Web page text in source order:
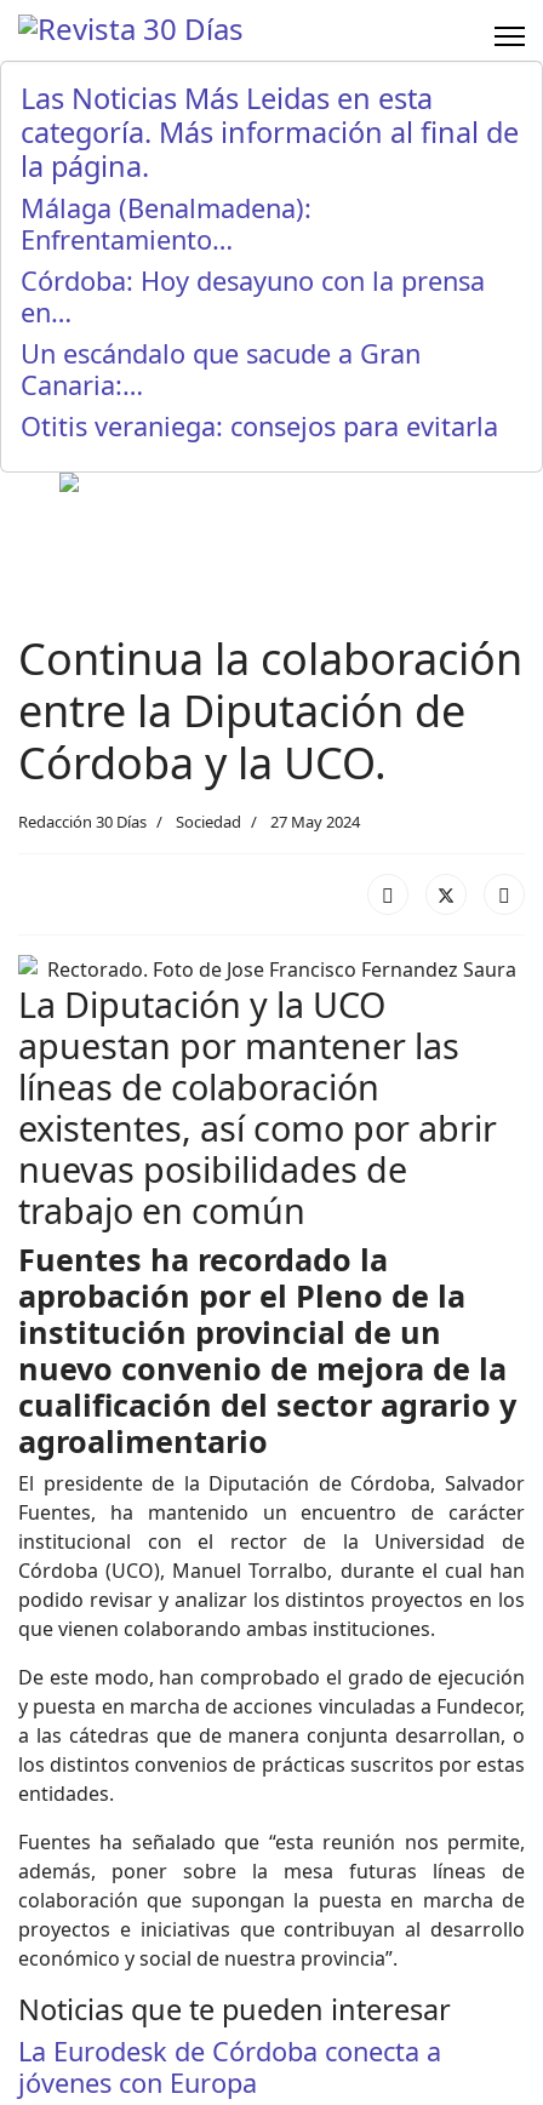
Las Noticias Más Leidas en esta
categoría. Más información al final de
la página.
Málaga (Benalmadena):
Enfrentamiento…
Córdoba: Hoy desayuno con la prensa
en…
Un escándalo que sacude a Gran
Canaria:…
Otitis veraniega: consejos para evitarla
Continua la colaboración
entre la Diputación de
Córdoba y la UCO.
Redacción 30 Días Sociedad 27 May 2024
La Diputación y la UCO
apuestan por mantener las
líneas de colaboración
existentes, así como por abrir
nuevas posibilidades de
trabajo en común
Fuentes ha recordado la
aprobación por el Pleno de la
institución provincial de un
nuevo convenio de mejora de la
cualificación del sector agrario y
agroalimentario
El presidente de la Diputación de Córdoba, Salvador
Fuentes, ha mantenido un encuentro de carácter
institucional con el rector de la Universidad de
Córdoba (UCO), Manuel Torralbo, durante el cual han
podido revisar y analizar los distintos proyectos en los
que vienen colaborando ambas instituciones.
De este modo, han comprobado el grado de ejecución
y puesta en marcha de acciones vinculadas a Fundecor,
a las cátedras que de manera conjunta desarrollan, o
los distintos convenios de prácticas suscritos por estas
entidades.
Fuentes ha señalado que “esta reunión nos permite,
además, poner sobre la mesa futuras líneas de
colaboración que supongan la puesta en marcha de
proyectos e iniciativas que contribuyan al desarrollo
económico y social de nuestra provincia”.
Noticias que te pueden interesar
La Eurodesk de Córdoba conecta a
jóvenes con Europa